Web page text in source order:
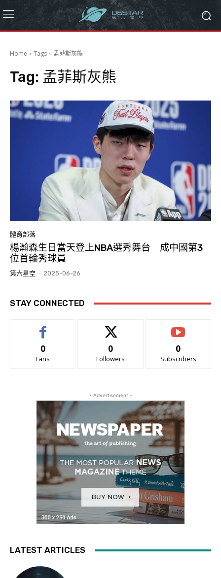
Home Tags 孟菲斯灰熊
Tag: 孟菲斯灰熊
體育部落
楊瀚森生日當天登上NBA選秀舞台 成中國第3
位首輪秀球員
第六星空 - 2025-06-26
STAY CONNECTED
0
Fans
0
Followers
0
Subscribers
- Advertisement -
LATEST ARTICLES